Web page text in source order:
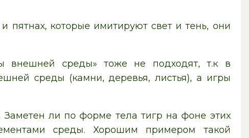
пятнах, которые имитируют свет и тень, они
внешней среды» тоже не подходят, т.к в
среды (камни, деревья, листья), а игры
Заметен ли по форме тела тигр на фоне этих
среды. Хорошим примером такой